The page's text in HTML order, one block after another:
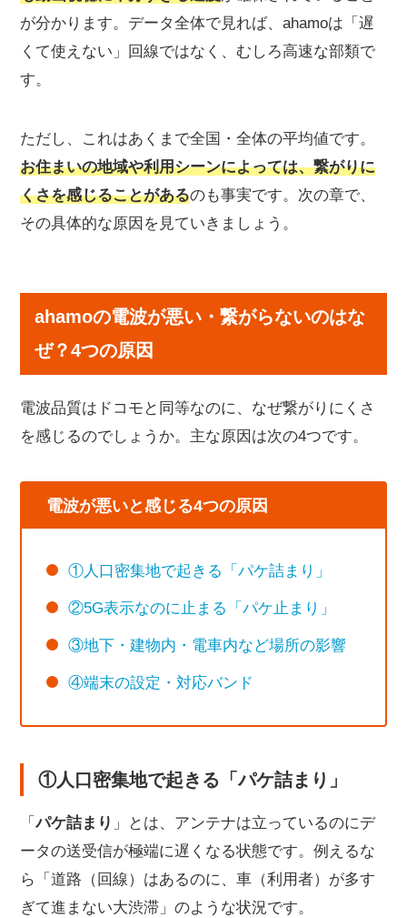
が分かります。データ全体で見れば、ahamoは「遅
くて使えない」回線ではなく、むしろ高速な部類で
す。
ただし、これはあくまで全国・全体の平均値です。
お住まいの地域や利用シーンによっては、繋がりに
くさを感じることがあるのも事実です。次の章で、
その具体的な原因を見ていきましょう。
ahamoの電波が悪い・繋がらないのはな
ぜ？4つの原因
電波品質はドコモと同等なのに、なぜ繋がりにくさ
を感じるのでしょうか。主な原因は次の4つです。
電波が悪いと感じる4つの原因
①人口密集地で起きる「パケ詰まり」
②5G表示なのに止まる「パケ止まり」
③地下・建物内・電車内など場所の影響
④端末の設定・対応バンド
①人口密集地で起きる「パケ詰まり」
「パケ詰まり 」とは、アンテナは立っているのにデ
ータの送受信が極端に遅くなる状態です。例えるな
ら「道路（回線）はあるのに、車（利用者）が多す
ぎて進まない大渋滞」のような状況です。